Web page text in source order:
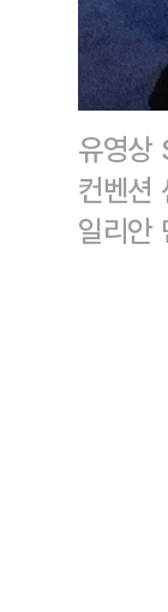
유영상
컨벤션
일리안